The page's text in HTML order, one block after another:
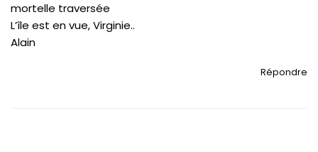
mortelle traversée
L’île est en vue, Virginie..
Alain
Répondre